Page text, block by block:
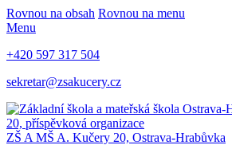
Rovnou na obsah Rovnou na menu
Menu
+420 597 317 504
sekretar@zsakucery.cz
ZŠ A MŠ A. Kučery 20, Ostrava-Hrabůvka